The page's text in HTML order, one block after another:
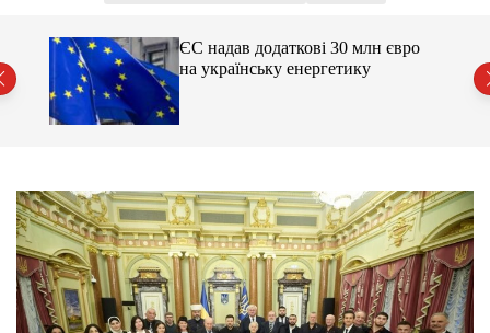
у
о
г
о
р
е
ж
и
м
у
ЄС надав додаткові 30 млн євро
на українську енергетику